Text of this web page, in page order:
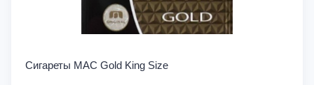
Сигареты MAC Gold King Size